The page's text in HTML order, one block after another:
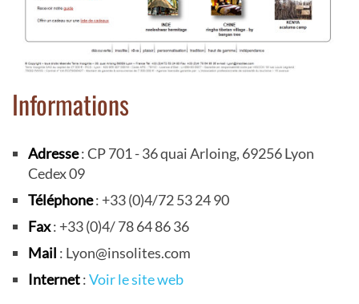
Informations
Adresse: CP 701 - 36 quai Arloing, 69256 Lyon
Cedex 09
Téléphone: +33 (0)4/72 53 24 90
Fax: +33 (0)4/ 78 64 86 36
Mail : Lyon@insolites.com
Internet:Voir le site web